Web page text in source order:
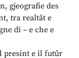
gjeografie des
tra realtât e
di – e che e
presint e il futûr